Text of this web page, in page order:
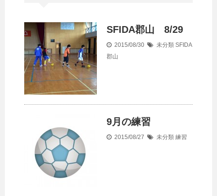
SFIDA郡山 8/29
2015/08/30 未分類 SFIDA
郡山
9月の練習
2015/08/27 未分類 練習